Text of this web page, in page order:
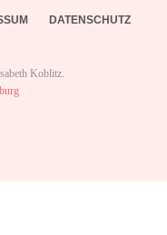
DATENSCHUTZ
Koblitz.